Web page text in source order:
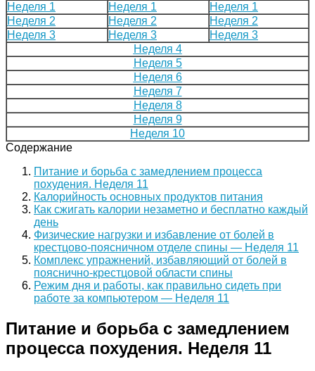
Неделя 1
Неделя 1
Неделя 1
Неделя 2
Неделя 2
Неделя 2
Неделя 3
Неделя 3
Неделя 3
Неделя 4
Неделя 5
Неделя 6
Неделя 7
Неделя 8
Неделя 9
Неделя 10
Содержание
Питание и борьба с замедлением процесса
похудения. Неделя 11
Калорийность основных продуктов питания
Как сжигать калории незаметно и бесплатно каждый
день
Физические нагрузки и избавление от болей в
крестцово-поясничном отделе спины — Неделя 11
Комплекс упражнений, избавляющий от болей в
пояснично-крестцовой области спины
Режим дня и работы, как правильно сидеть при
работе за компьютером — Неделя 11
Питание и борьба с замедлением
процесса похудения. Неделя 11